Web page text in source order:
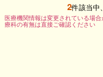
2件該当中、
医療機関情報は変更されている場
療科の有無は直接ご確認ください